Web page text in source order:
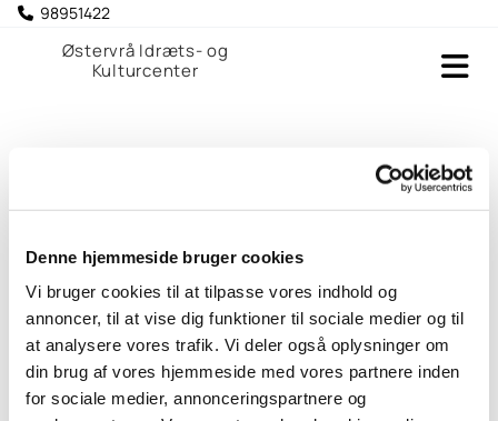
Denne hjemmeside bruger cookies
Vi bruger cookies til at tilpasse vores indhold og
annoncer, til at vise dig funktioner til sociale medier og til
at analysere vores trafik. Vi deler også oplysninger om
din brug af vores hjemmeside med vores partnere inden
for sociale medier, annonceringspartnere og
 98951422
Østervrå Idræts- og
Kulturcenter
Facadetegninger - Hærvejshjemmet